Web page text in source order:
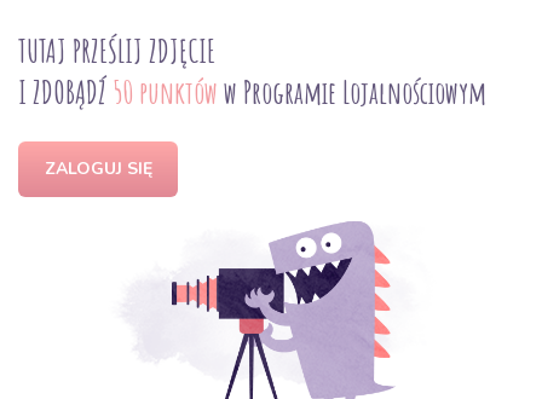
TUTAJ PRZEŚLIJ ZDJĘCIE
I ZDOBĄDŹ 50 punktóww Programie Lojalnościowym
ZALOGUJ SIĘ